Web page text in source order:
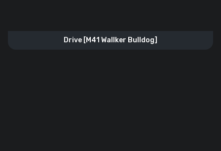
Drive [M41 Wallker Bulldog]